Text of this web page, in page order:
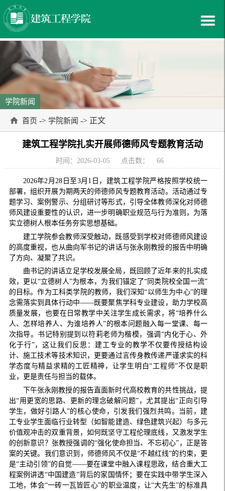
学院新闻
首页 -> 学院新闻 -> 正文
建筑工程学院扎实开展师德师风专题教育活动
时间：2026-03-05 点击数： 66
2026年2月28日至3月1日，建筑工程学院严格按照学校统一
部署，组织开展为期两天的师德师风专题教育活动。活动通过专
题学习、案例警示、分组研讨等形式，引导全体教师深化对师德
师风建设重要性的认识，进一步明确职业规范与行为准则，为落
实立德树人根本任务夯实思想基础。
建工学院参会教师深受触动，既感受到学校对师德师风建设
的高度重视，也从曲向军书记的讲话与张永刚教授的报告中明确
了方向、凝聚了共识。
曲书记的讲话立足学校发展全局，既回顾了近年来的扎实成
效，更以“立德树人”为根本，为我们锚定了“同类院校全国一流”
的目标。作为工科类学院的教师，我们深知“以师生为中心”的理
念需落实到具体行动中——既要聚焦学科专业建设，助力学校高
质量发展，也要在日常教学中关注学生成长需求，将“培养什么
人、怎样培养人、为谁培养人”的根本问题融入每一堂课、每一
次指导。书记特别提到以符莉老师为楷模，强调“内化于心、外
化于行”，这让我们反思：建工专业的教学不仅要传授结构设
计、施工技术等技术知识，更要通过言传身教传递严谨求实的科
学态度与精益求精的工匠精神，让学生明白“工程师”不仅是职
业，更是责任与担当的载体。
下午张永刚教授的报告直面新时代高校教育的共性挑战，提
出“用更宽的思路、更新的理念破解问题”，尤其提出“正向引导
学生，做好引路人”的核心使命，引发我们强烈共鸣。当前，建
工专业学生面临行业转型（如智能建造、绿色建筑兴起）与多元
价值观冲击的双重背景，如何既坚守工程伦理底线，又激发学生
的创新意识？张教授强调的“强化使命担当、不忘初心”，正是答
案的关键。我们意识到，师德师风不仅是“不越红线”的约束，更
是“主动引领”的自觉——要在课堂中融入课程思政，结合重大工
程案例讲透“中国建造”背后的家国情怀；要在实践中带学生深入
工地，体会“一砖一瓦皆匠心”的职业温度，让“大先生”的标准具